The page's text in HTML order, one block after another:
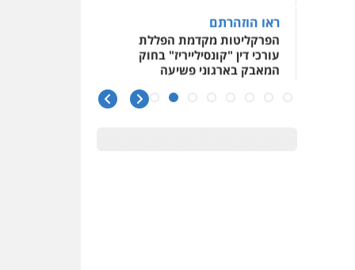
ראו הוזהרתם
הפרקליטות מקדמת הפללת
עורכי דין "קונסילייריז" בחוק
המאבק בארגוני פשיעה
משרות אמון